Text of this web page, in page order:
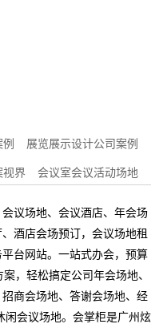
展览展示设计公司案例
视界 会议室会议活动场地
议场地、会议酒店、年会场
酒店会场预订，会议场地租
台网站。一站式办会，预算
，轻松搞定公司年会场地、
商会场地、答谢会场地、经
会议场地。会掌柜是广州炫